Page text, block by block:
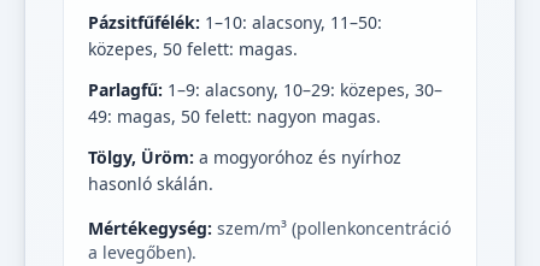
Pázsitfűfélék: 1–10: alacsony, 11–50:
közepes, 50 felett: magas.
Parlagfű: 1–9: alacsony, 10–29: közepes, 30–
49: magas, 50 felett: nagyon magas.
Tölgy, Üröm: a mogyoróhoz és nyírhoz
hasonló skálán.
Mértékegység: szem/m³ (pollenkoncentráció
a levegőben).